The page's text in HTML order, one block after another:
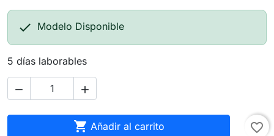
 Modelo Disponible
5 días laborables
 
 Añadir al carrito favorite_border